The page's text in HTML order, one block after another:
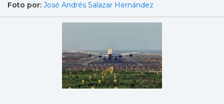
Foto por: José Andrés Salazar Hernández